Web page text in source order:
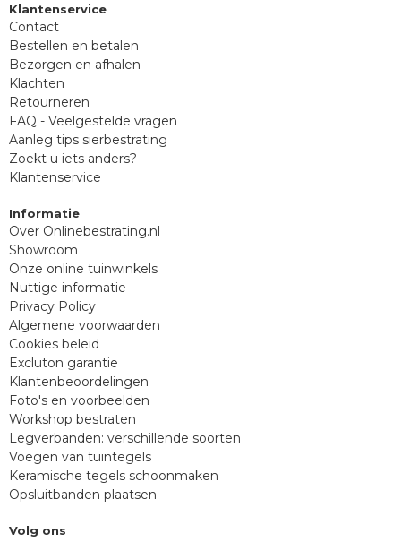
Klantenservice
Contact
Bestellen en betalen
Bezorgen en afhalen
Klachten
Retourneren
FAQ - Veelgestelde vragen
Aanleg tips sierbestrating
Zoekt u iets anders?
Klantenservice
Informatie
Over Onlinebestrating.nl
Showroom
Onze online tuinwinkels
Nuttige informatie
Privacy Policy
Algemene voorwaarden
Cookies beleid
Excluton garantie
Klantenbeoordelingen
Foto's en voorbeelden
Workshop bestraten
Legverbanden: verschillende soorten
Voegen van tuintegels
Keramische tegels schoonmaken
Opsluitbanden plaatsen
Volg ons